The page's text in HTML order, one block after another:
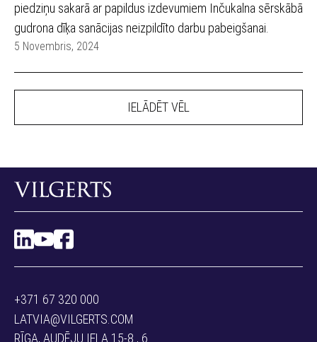
piedziņu sakarā ar papildus izdevumiem Inčukalna sērskābā
gudrona dīķa sanācijas neizpildīto darbu pabeigšanai.
5 Novembris, 2024
IELĀDĒT VĒL
+371 67 320 000
LATVIA@VILGERTS.COM
RĪGA, AUDĒJU IELA 15-8 , 6.